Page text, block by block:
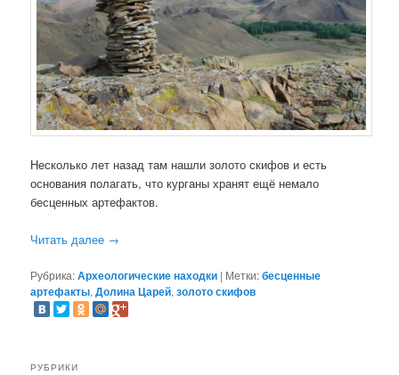
Несколько лет назад там нашли золото скифов и есть
основания полагать, что курганы хранят ещё немало
бесценных артефактов.
Читать далее →
Рубрика:Археологические находки | Метки:бесценные
артефакты,Долина Царей,золото скифов
РУБРИКИ